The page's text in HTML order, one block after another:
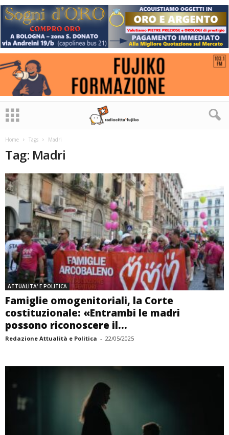
Home Tags Madri
Tag: Madri
ATTUALITA' E POLITICA
Famiglie omogenitoriali, la Corte
costituzionale: «Entrambi le madri
possono riconoscere il...
Redazione Attualità e Politica - 22/05/2025